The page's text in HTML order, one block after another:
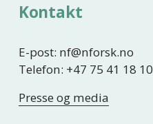
Kontakt
E-post: nf@nforsk.no
Telefon: +47 75 41 18 10
Presse og media